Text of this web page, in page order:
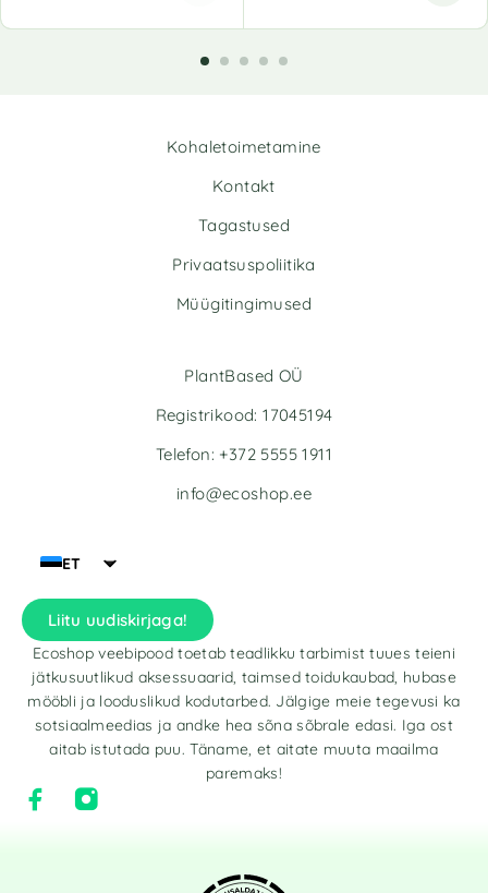
Kohaletoimetamine
Kontakt
Tagastused
Privaatsuspoliitika
Müügitingimused
ET
Liitu uudiskirjaga!
Ecoshop veebipood toetab teadlikku tarbimist tuues teieni
jätkusuutlikud aksessuaarid, taimsed toidukaubad, hubase
mööbli ja looduslikud kodutarbed. Jälgige meie tegevusi ka
sotsiaalmeedias ja andke hea sõna sõbrale edasi. Iga ost
aitab istutada puu. Täname, et aitate muuta maailma
paremaks!
PlantBased OÜ
Registrikood: 17045194
Telefon: +372 5555 1911
info@ecoshop.ee